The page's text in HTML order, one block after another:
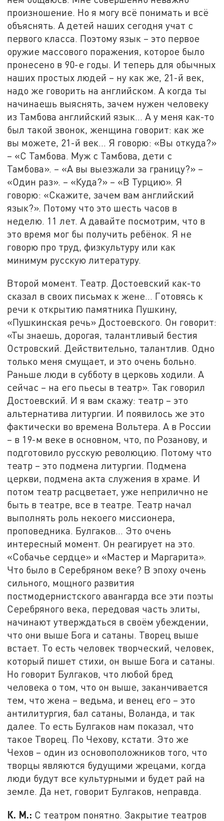
произношение. Но я могу всё понимать и всё
объяснять. А детей наших сегодня учат с
первого класса. Поэтому язык – это первое
оружие массового поражения, которое было
пронесено в 90-е годы. И теперь для обычных
наших простых людей – ну как же, 21-й век,
надо же говорить на английском. А когда ты
начинаешь выяснять, зачем нужен человеку
из Тамбова английский язык… А у меня как-то
был такой звонок, женщина говорит: как же
вы можете, 21-й век… Я говорю: «Вы откуда?»
– «С Тамбова. Муж с Тамбова, дети с
Тамбова». – «А вы выезжали за границу?» –
«Один раз». – «Куда?» – «В Турцию». Я
говорю: «Скажите, зачем вам английский
язык?». Потому что это шесть часов в
неделю. 11 лет. А давайте посмотрим, что в
это время мог бы получить ребёнок. Я не
говорю про труд, физкультуру или как
минимум русскую литературу.
Второй момент. Театр. Достоевский как-то
сказал в своих письмах к жене... Готовясь к
речи к открытию памятника Пушкину,
«Пушкинская речь» Достоевского. Он говорит:
«Ты знаешь, дорогая, талантливый бестия
Островский. Действительно, талантлив. Одно
только меня смущает, и это очень больно.
Раньше люди в субботу в церковь ходили. А
сейчас – на его пьесы в театр». Так говорил
Достоевский. И я вам скажу: театр – это
альтернатива литургии. И появилось же это
фактически во времена Вольтера. А в России
– в 19-м веке в основном, что, по Розанову, и
подготовило русскую революцию. Потому что
театр – это подмена литургии. Подмена
церкви, подмена акта служения в храме. И
потом театр расцветает, уже неприлично не
быть в театре, все в театре. Театр начал
выполнять роль некоего миссионера,
проповедника. Булгаков… Это очень
интересный момент. Он реагирует на это.
«Собачье сердце» и «Мастер и Маргарита».
Что было в Серебряном веке? В эпоху очень
сильного, мощного развития
постмодернистского авангарда все эти поэты
Серебряного века, передовая часть элиты,
начинают утверждаться в своём убеждении,
что они выше Бога и сатаны. Творец выше
встает. То есть человек творческий, человек,
который пишет стихи, он выше Бога и сатаны.
Но говорит Булгаков, что любой бред
человека о том, что он выше, заканчивается
тем, что жена – ведьма, и венец его – это
антилитургия, бал сатаны, Воланда, и так
далее. То есть Булгаков нам показал, что
такое Творец. По Чехову, кстати. Это же
Чехов – один из основоположников того, что
творцы являются будущими жрецами, когда
люди будут все культурными и будет рай на
земле. Да нет, говорит Булгаков, неправда.
К. М.: С театром понятно. Закрытие театров